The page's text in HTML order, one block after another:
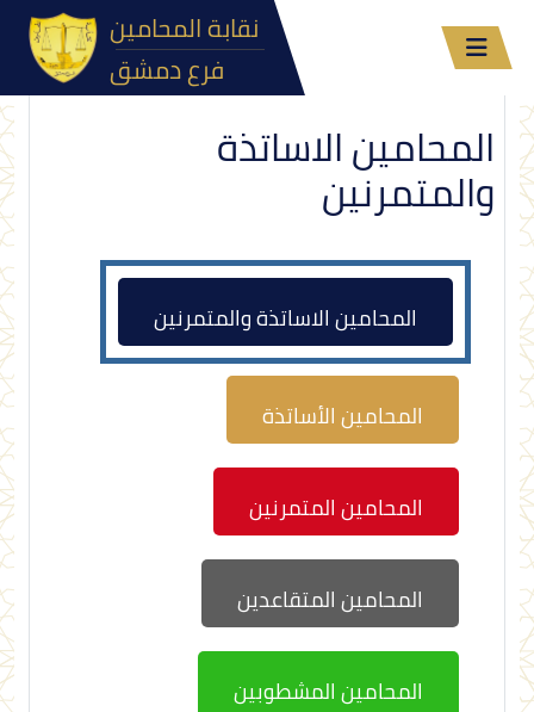
فرع دمشق
المحامين الاساتذة
والمتمرنين
المحامين الاساتذة والمتمرنين
المحامين الأساتذة
المحامين المتمرنين
المحامين المتقاعدين
المحامين المشطوبين